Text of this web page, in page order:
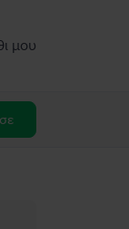
μου